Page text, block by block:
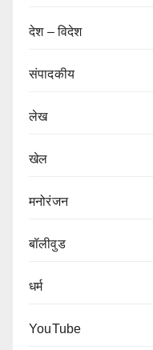
देश – विदेश
संपादकीय
लेख
खेल
मनोरंजन
बॉलीवुड
धर्म
YouTube